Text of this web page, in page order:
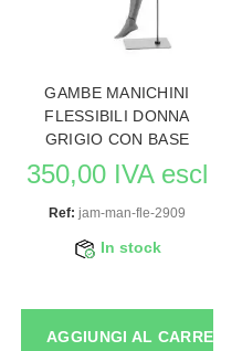
GAMBE MANICHINI
FLESSIBILI DONNA
GRIGIO CON BASE
350,00 IVA escl
Ref: jam-man-fle-2909
In stock
AGGIUNGI AL